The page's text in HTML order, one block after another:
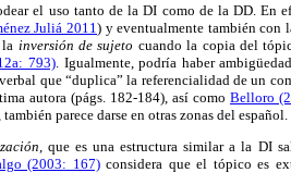
el uso tanto de la DI como de la DD. En
Juliá 2011) y eventualmente también con
inversión de sujeto cuando la copia del
793) . Igualmente, podría haber
que “duplica” la referencialidad de un
autora (págs. 182-184), así como Belloro
parece darse en otras zonas del español.
, que es una estructura similar a la DI
(2003: 167)considera que el tópico es